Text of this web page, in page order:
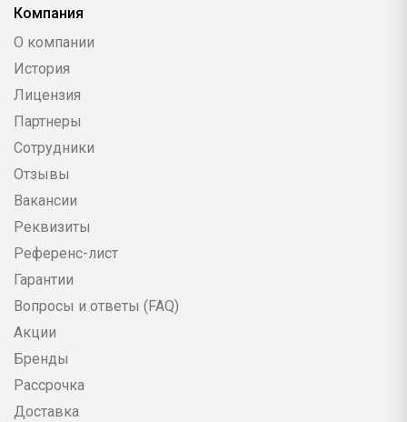
Компания
О компании
История
Лицензия
Партнеры
Сотрудники
Отзывы
Вакансии
Реквизиты
Референс-лист
Гарантии
Вопросы и ответы (FAQ)
Акции
Бренды
Рассрочка
Доставка